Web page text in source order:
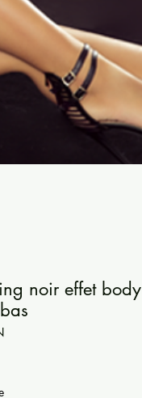
noir effet body